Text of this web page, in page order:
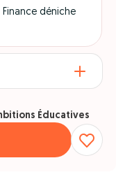
déniche
Éducatives